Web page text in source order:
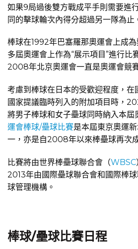
如果9局過後雙方戰成平手則需要進
同的擊球輪次內得分超過另一隊為止
棒球在1992年巴塞羅那奧運會上成
多屆奧運會上作為“展示項目”進行比
2008年北京奧運會一直是奧運會競
考慮到棒球在日本的受歡迎程度，在
國家提議臨時列入的附加項目時，
將男子棒球和女子壘球同時納入本屆
運會棒球/壘球比賽是本屆東京奧運
一，亦是自2008年以來棒壘球再次
比賽將由世界棒壘球聯合會（WBSC
2013年由國際壘球聯合會和國際棒
球管理機構。
棒球/壘球比賽日程